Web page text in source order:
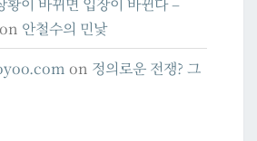
황이 바뀌면 입장이 바뀐다 –
on 안철수의 민낯
on 정의로운 전쟁? 그